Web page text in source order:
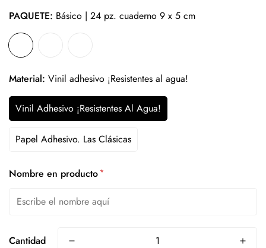
PAQUETE: Básico | 24 pz. cuaderno 9 x 5 cm
Material: Vinil adhesivo ¡Resistentes al agua!
Vinil Adhesivo ¡Resistentes Al Agua!
Papel Adhesivo. Las Clásicas
Nombre en producto *
Cantidad